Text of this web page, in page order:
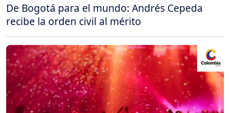
De Bogotá para el mundo: Andrés Cepeda
recibe la orden civil al mérito